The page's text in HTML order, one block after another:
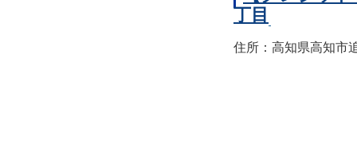
丁目
住所：高知県高知市